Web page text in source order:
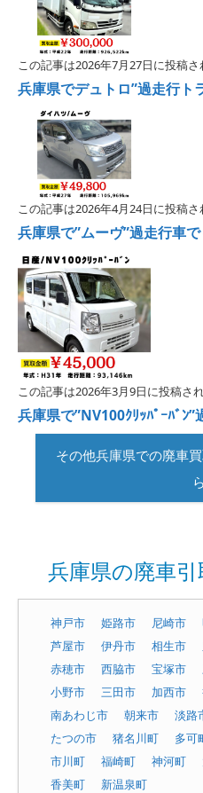
この記事は2026年7月27日に投稿さ
兵庫県でデュトロ”過走行ト
この記事は2026年4月24日に投稿さ
兵庫県で”ムーヴ”過走行車で
この記事は2026年3月9日に投稿さ
兵庫県で”NV100ｸﾘｯﾊﾟｰﾊﾞﾝ
その他兵庫県での廃車
ら
兵庫県の廃車
神戸市 姫路市 尼崎市
芦屋市
伊丹市 相生市
赤穂市
西脇市 宝塚市
小野市
三田市 加西市
南あわじ市
朝来市 淡路
たつの市
猪名川町 多可
市川町
福崎町 神河町
香美町
新温泉町